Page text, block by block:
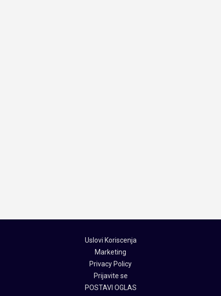
Uslovi Koriscenja
Marketing
Privacy Policy
Prijavite se
POSTAVI OGLAS